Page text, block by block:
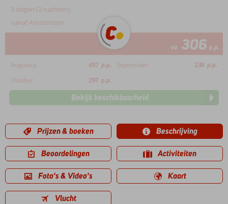
3 dagen (2 nachten)
vanaf Amsterdam
va 306 p.p.
Augustus 497 p.p. September 238 p.p.
Oktober
297 p.p.
Bekijk beschikbaarheid
Prijzen & boeken Beschrijving
Beoordelingen Activiteiten
Foto's & Video's Kaart
Vlucht